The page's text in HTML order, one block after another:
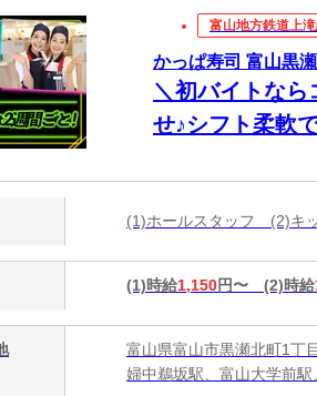
富山地方鉄道上
かっぱ寿司 富山黒
＼初バイトな
せ♪シフト柔軟
(1)ホールスタッフ (2)キ
(1)時給1,150円〜 (2)時給
富山県富山市黒瀬北町1丁
婦中鵜坂駅、富山大学前駅